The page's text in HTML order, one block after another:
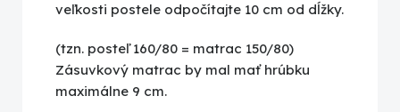
veľkosti postele odpočítajte 10 cm od dĺžky.
(tzn. posteľ 160/80 = matrac 150/80)
Zásuvkový matrac by mal mať hrúbku
maximálne 9 cm.